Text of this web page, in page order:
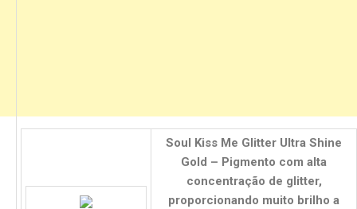
Soul Kiss Me Glitter Ultra Shine
Gold – Pigmento com alta
concentração de glitter,
proporcionando muito brilho a